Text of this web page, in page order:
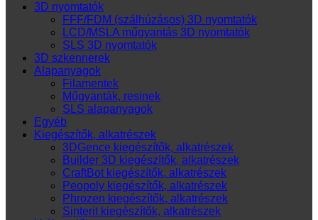
3D nyomtatók
FFF/FDM (szálhúzásos) 3D nyomtatók
LCD/MSLA műgyantás 3D nyomtatók
SLS 3D nyomtatók
3D szkennerek
Alapanyagok
Filamentek
Műgyanták, resinek
SLS alapanyagok
Egyéb
Kiegészítők, alkatrészek
3DGence kiegészítők, alkatrészek
Builder 3D kiegészítők, alkatrészek
CraftBot kiegészítők, alkatrészek
Peopoly kiegészítők, alkatrészek
Phrozen kiegészítők, alkatrészek
Sinterit kiegészítők, alkatrészek